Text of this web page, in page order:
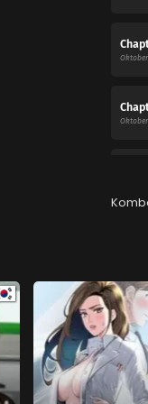
Oktober
Oktober
Juli 26,